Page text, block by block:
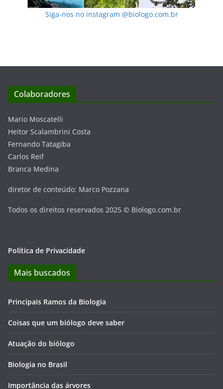
Siga-nos no instagram @biologo.com.br
Colaboradores
Mario Moscatelli
Heitor Scalambrini Costa
Fernando Tatagiba
Carlos Reif
Branca Medina
diretor de conteúdo: Marco Pozzana
Todos os direitos reservados 2025 © Biologo.com.br
Política de Privacidade
Mais buscados
Principais Ramos da Biologia
Coisas que um biólogo deve saber
Atuação do biólogo
Biologia no Brasil
Importância das árvores